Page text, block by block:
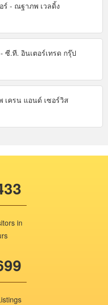
ร์ - ณฐาภพ เวลดิ้ง
ซี.ที. อินเตอร์เทรด กรุ๊ป
เครน แอนด์ เซอร์วิส
in